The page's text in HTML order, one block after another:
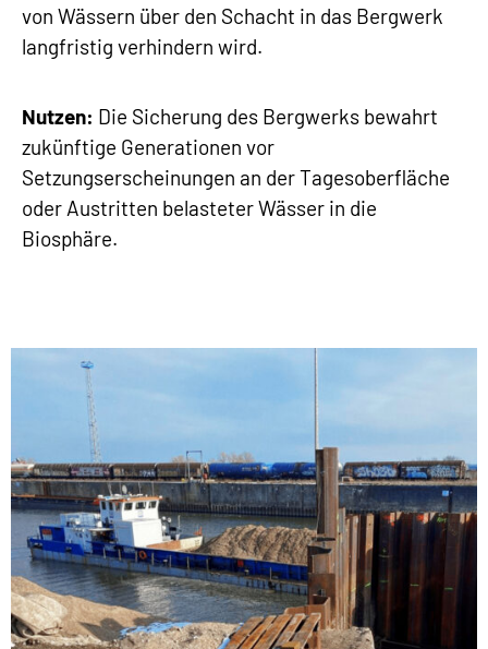
von Wässern über den Schacht in das Bergwerk
langfristig verhindern wird.
Nutzen: Die Sicherung des Bergwerks bewahrt
zukünftige Generationen vor
Setzungserscheinungen an der Tagesoberfläche
oder Austritten belasteter Wässer in die
Biosphäre.